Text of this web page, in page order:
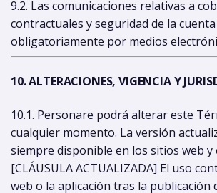
9.2. Las comunicaciones relativas a
contractuales y seguridad de la
obligatoriamente por medios
10. ALTERACIONES, VIGENCIA Y
10.1. Personare podrá alterar este
cualquier momento. La versión
siempre disponible en los sitios web y
[CLÁUSULA ACTUALIZADA] El uso
web o la aplicación tras la publicación